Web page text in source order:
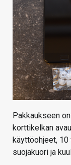
Pakkaukseen
korttikelkan
käyttöohjeet,
suojakuori ja